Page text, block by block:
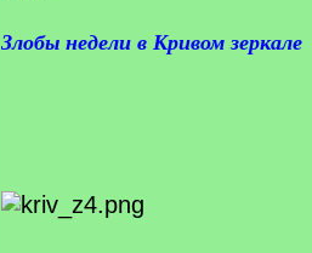
Злобы недели в Кривом зеркале